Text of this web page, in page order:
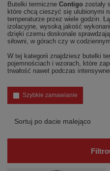
Butelki termiczne Contigo zostały
które chcą cieszyć się ulubionymi
temperaturze przez wiele godzin.
izolacyjne, wysoką jakość
dzięki czemu doskonale
siłowni, w górach czy w
W tej kategorii znajdziesz butelki
pojemnościach i wzorach, które
trwałość nawet podczas
Szybkie zamawianie
Zmień sortowanie
Sortuj po dacie malejąco